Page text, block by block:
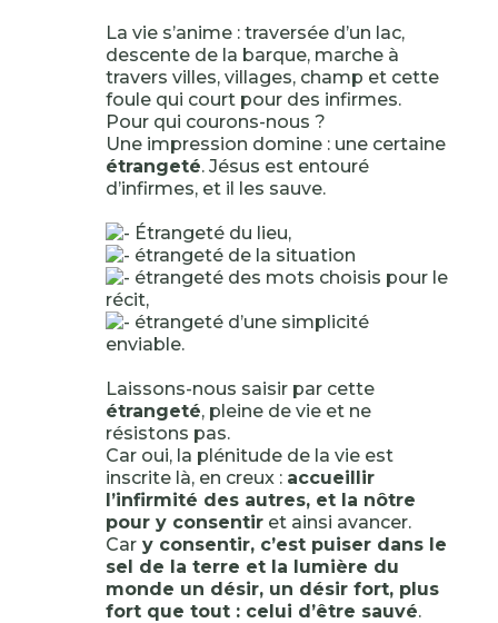
La vie s’anime : traversée d’un lac,
descente de la barque, marche à
travers villes, villages, champ et cette
foule qui court pour des infirmes.
Pour qui courons-nous ?
Une impression domine : une certaine
étrangeté. Jésus est entouré
d’infirmes, et il les sauve.
Étrangeté du lieu,
étrangeté de la situation
étrangeté des mots choisis pour le
récit,
étrangeté d’une simplicité
enviable.
Laissons-nous saisir par cette
étrangeté, pleine de vie et ne
résistons pas.
Car oui, la plénitude de la vie est
inscrite là, en creux : accueillir
l’infirmité des autres, et la nôtre
pour y consentiret ainsi avancer.
Cary consentir, c’est puiser dans le
sel de la terre et la lumière du
monde un désir, un désir fort, plus
fort que tout : celui d’être sauvé.